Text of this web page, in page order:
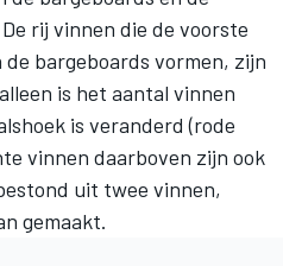
rij vinnen die de voorste
bargeboards vormen, zijn
is het aantal vinnen
is veranderd (rode
vinnen daarboven zijn ook
uit twee vinnen,
gemaakt.